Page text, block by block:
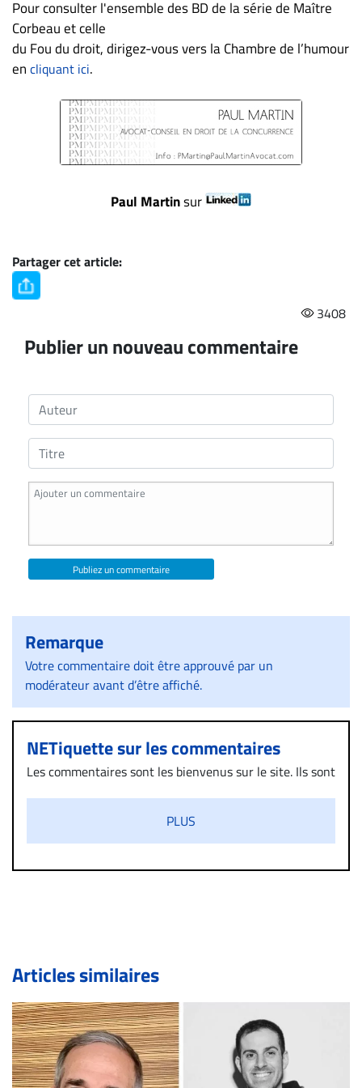
joindre
À
propos
S’abonner
Politique de
Pour consulter l'ensemble des BD de la série de Maître
Corbeau et celle
du Fou du droit, dirigez-vous vers la Chambre de l’humour
en cliquant ici.
Paul Martinsur
Partager cet article:
3408
Publier un nouveau commentaire
Publiez un commentaire
Remarque
Votre commentaire doit être approuvé par un
modérateur avant d’être affiché.
NETiquette sur les commentaires
Les commentaires sont les bienvenus sur le site. Ils sont
diffamatoire. Si malgré cette politique de modération,
un commentaire publié sur le site vous dérange, prenez
immédiatement contact par courriel (info@droit-
de validation, un droit de réponse.
Bien à vous,
La Rédaction de Droit-inc.com
PLUS
Articles similaires